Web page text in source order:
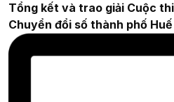
Tổng kết và trao giải Cuộc
Chuyển đổi số thành phố